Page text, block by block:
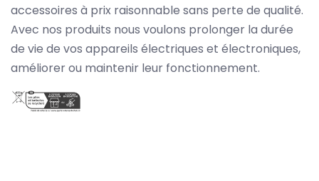
accessoires à prix raisonnable sans perte de qualité.
Avec nos produits nous voulons prolonger la durée
de vie de vos appareils électriques et électroniques,
améliorer ou maintenir leur fonctionnement.